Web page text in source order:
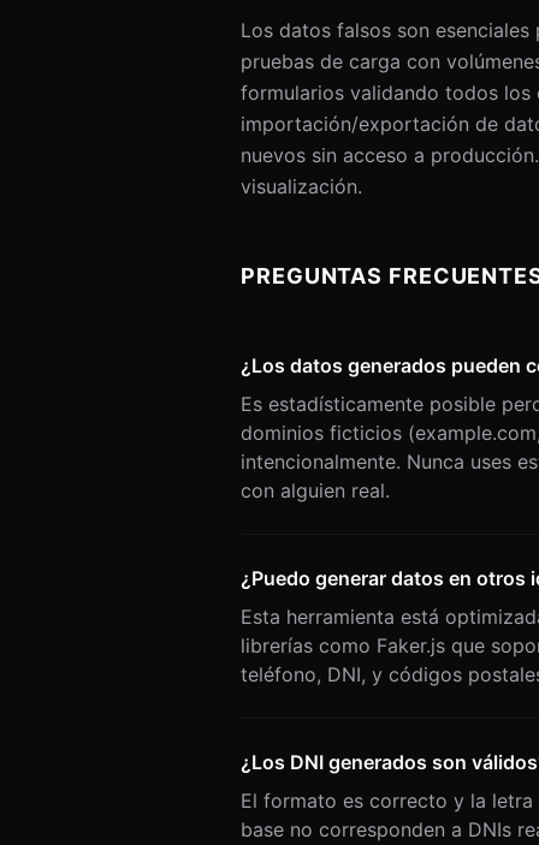
Salario
Fecha contratación
Email de trabajo
INTERNET
Contraseña
IPv4
IPv6
MAC Address
FINANZAS
Tarjeta de crédito
Fecha expiración tarjeta
BIC/SWIFT
Moneda
Los datos falsos son
pruebas de carga con
formularios validando todos los
importación/exportación de
nuevos sin acceso a
visualización.
PREGUNTAS
¿Los datos generados pueden
Es estadísticamente posible
dominios ficticios
intencionalmente. Nunca uses
con alguien real.
¿Puedo generar datos en otros
Esta herramienta está
librerías como Faker.js que
teléfono, DNI, y códigos
¿Los DNI generados son
El formato es correcto y la
base no corresponden a DNIs